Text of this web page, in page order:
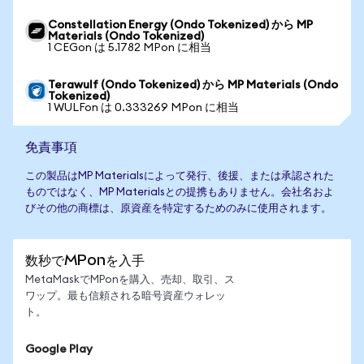
Constellation Energy (Ondo Tokenized) から MP
Materials (Ondo Tokenized)
1 CEGon は 5.1782 MPon に相当
Terawulf (Ondo Tokenized) から MP Materials (Ondo
Tokenized)
1 WULFon は 0.333269 MPon に相当
免責事項
この製品はMP Materialsによって発行、後援、または承認された
ものではなく、MP Materialsとの提携もありません。会社名およ
びその他の商標は、原資産を特定するためのみに使用されます。
数秒でMPonを入手
MetaMaskでMPonを購入、売却、取引、ス
ワップ。最も信頼される暗号資産ウォレッ
ト。
Google Play